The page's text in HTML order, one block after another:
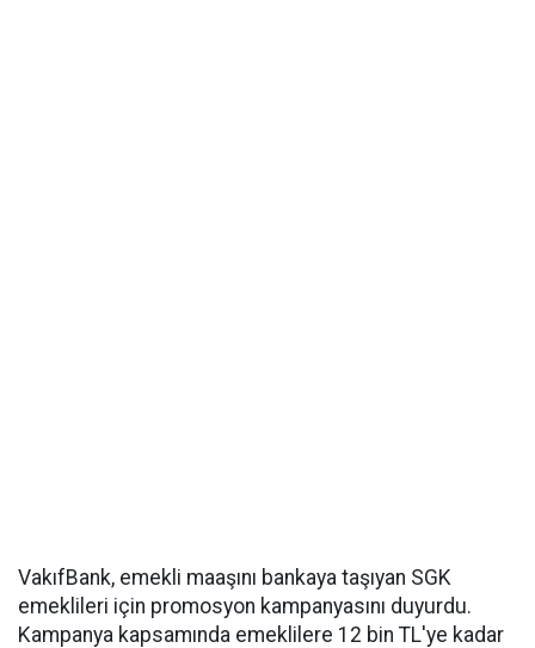
VakıfBank, emekli maaşını bankaya taşıyan SGK
emeklileri için promosyon kampanyasını duyurdu.
Kampanya kapsamında emeklilere 12 bin TL'ye kadar